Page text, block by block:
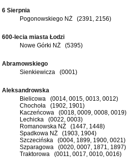
6 Sierpnia
Pogonowskiego NŻ (2391, 2156)
600-lecia miasta Łodzi
Nowe Górki NŻ (5395)
Abramowskiego
Sienkiewicza (0001)
Aleksandrowska
Bielicowa (0014, 0015, 0013, 0012)
Chochoła (1902, 1901)
Kaczeńcowa (0018, 0009, 0008, 0019)
Lechicka (0022, 0003)
Romanowska NŻ (1447, 1448)
Spadkowa NŻ (1903, 1904)
Szczecińska (0004, 1899, 1900, 0021)
Szparagowa (0020, 0007, 1871, 1897)
Traktorowa (0011, 0017, 0010, 0016)